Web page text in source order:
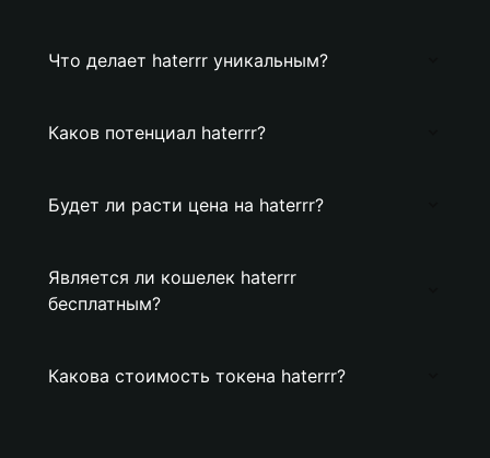
Что делает haterrr уникальным?
Каков потенциал haterrr?
Будет ли расти цена на haterrr?
Является ли кошелек haterrr
бесплатным?
Какова стоимость токена haterrr?